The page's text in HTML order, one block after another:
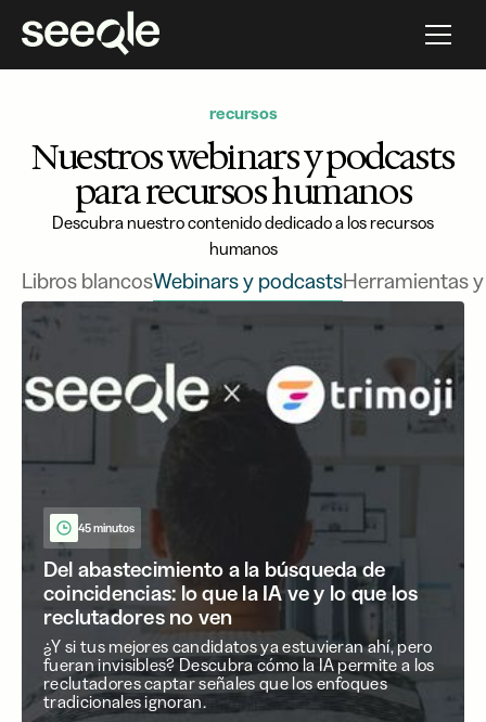
recursos
Nuestros webinars y podcasts
para recursos humanos
Descubra nuestro contenido dedicado a los recursos
humanos
Libros blancosWebinars y podcastsHerramientas
45 minutos
Del abastecimiento a la búsqueda de
coincidencias: lo que la IA ve y lo que los
reclutadores no ven
¿Y si tus mejores candidatos ya estuvieran ahí, pero
fueran invisibles? Descubra cómo la IA permite a los
reclutadores captar señales que los enfoques
tradicionales ignoran.